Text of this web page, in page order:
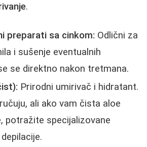
.
preparati sa cinkom: Odlični za
i sušenje eventualnih
se direktno nakon tretmana.
Prirodni umirivač i hidratant.
ali ako vam čista aloe
potražite specijalizovane